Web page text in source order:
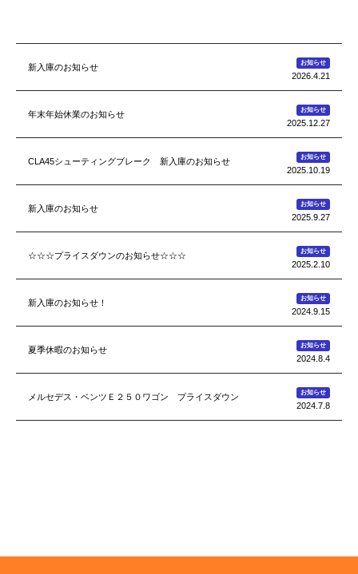
新入庫のお知らせ お知らせ
2026.4.21
年末年始休業のお知らせ お知らせ
2025.12.27
CLA45シューティングブレーク 新入庫のお知らせ お知らせ
2025.10.19
新入庫のお知らせ お知らせ
2025.9.27
☆☆☆プライスダウンのお知らせ☆☆☆ お知らせ
2025.2.10
新入庫のお知らせ！ お知らせ
2024.9.15
夏季休暇のお知らせ お知らせ
2024.8.4
メルセデス・ベンツＥ２５０ワゴン プライスダウン お知らせ
2024.7.8